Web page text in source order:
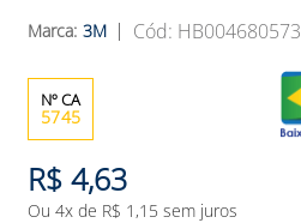
3M : HB004680573
5745
R$ 4,63
Ou 4x de R$ 1 ,15 sem juros